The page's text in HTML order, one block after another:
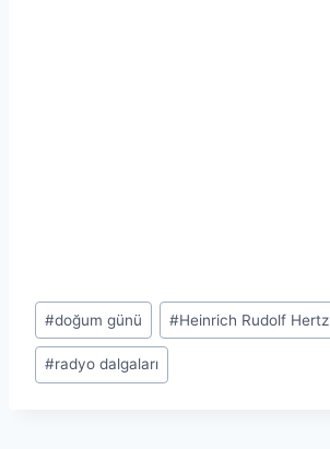
Post
Tags:
#doğum günü #Heinrich Rudolf Hertz
#radyo dalgaları